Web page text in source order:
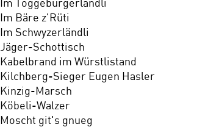
Im Bäre z'Rüti
Im Schwyzerländli
Jäger-Schottisch
Kabelbrand im Würstlistand
Kilchberg-Sieger Eugen Hasler
Kinzig-Marsch
Köbeli-Walzer
Moscht git's gnueg